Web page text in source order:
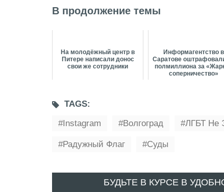
В продолжение темы
На молодёжный центр в
Питере написали донос
свои же сотрудники
Информагентство в
Саратове
полмиллиона за
соперничество»
TAGS:
Instagram
Волгоград ЛГБТ Не
Радужный Флаг Суды
БУДЬТЕ В КУРСЕ В